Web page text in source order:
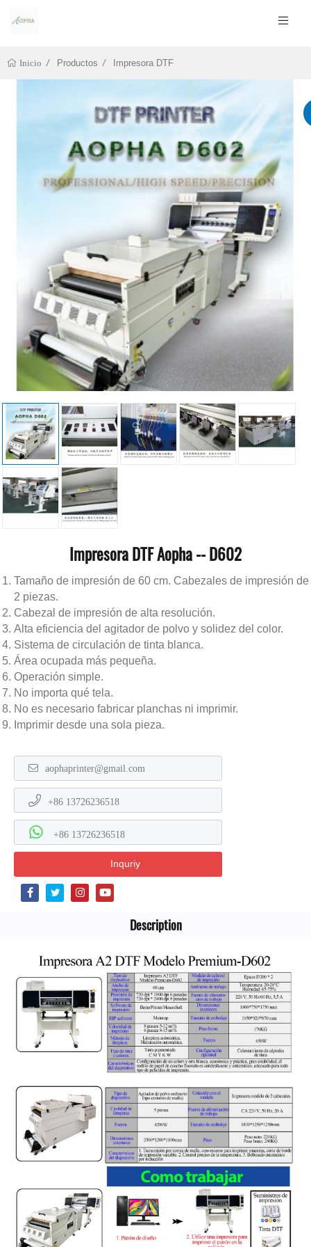
Inicio Productos Impresora DTF
Impresora DTF Aopha -- D602
Tamaño de impresión de 60 cm. Cabezales de impresión de
2 piezas.
Cabezal de impresión de alta resolución.
Alta eficiencia del agitador de polvo y solidez del color.
Sistema de circulación de tinta blanca.
Área ocupada más pequeña.
Operación simple.
No importa qué tela.
No es necesario fabricar planchas ni imprimir.
Imprimir desde una sola pieza.
aophaprinter@gmail.com
+86 13726236518
+86 13726236518
Inquriy
Description